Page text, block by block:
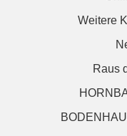
Weitere
Raus